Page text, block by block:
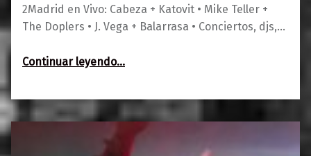
2Madrid en Vivo: Cabeza + Katovit • Mike Teller +
The Doplers • J. Vega + Balarrasa • Conciertos, djs,…
Continuar leyendo“Agenda 27 de abril-1 de mayo”
…